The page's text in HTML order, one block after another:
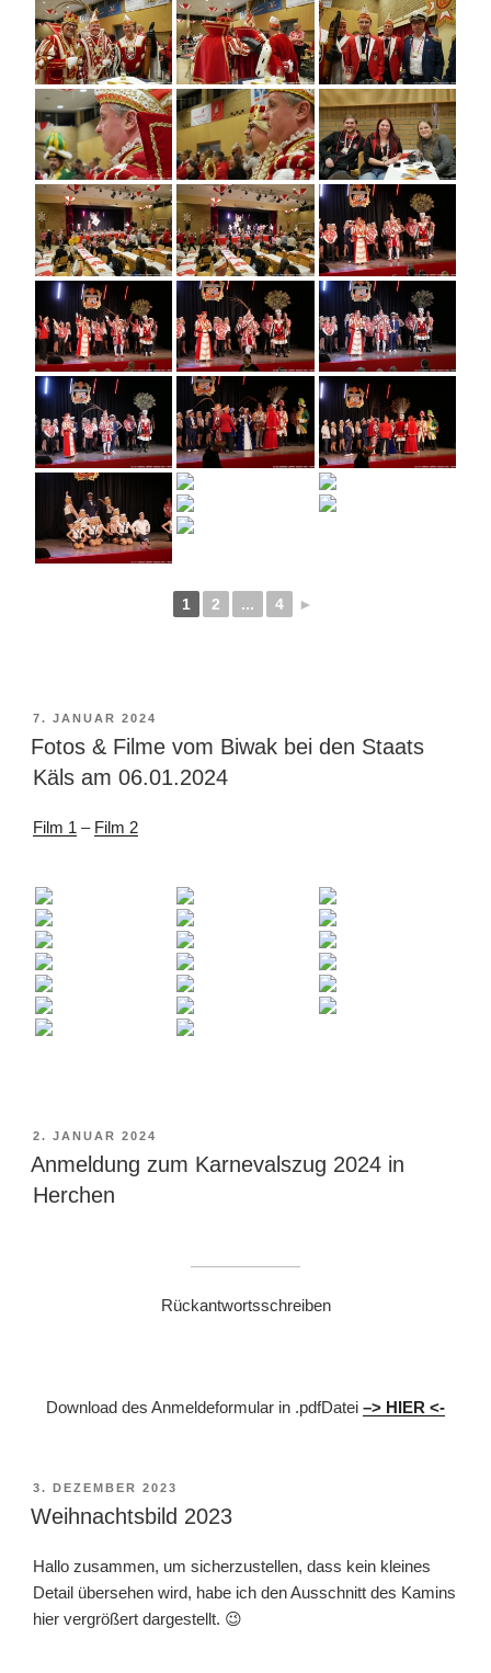
1 2 ... 4 ►
VERÖFFENTLICHT
AM
7. JANUAR 2024
Fotos & Filme vom Biwak bei den Staats
Käls am 06.01.2024
Film 1 – Film 2
VERÖFFENTLICHT
AM
2. JANUAR 2024
Anmeldung zum Karnevalszug 2024 in
Herchen
Rückantwortsschreiben
Download des Anmeldeformular in .pdfDatei –> HIER <-
VERÖFFENTLICHT
AM
3. DEZEMBER 2023
Weihnachtsbild 2023
Hallo zusammen, um sicherzustellen, dass kein kleines
Detail übersehen wird, habe ich den Ausschnitt des Kamins
hier vergrößert dargestellt. 😉